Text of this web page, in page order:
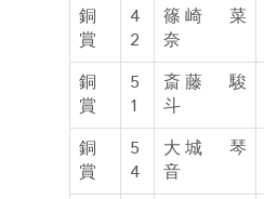
銅
賞
4
2
篠崎 菜
奈
銅
賞
5
1
斎藤 駿
斗
銅
賞
5
4
大城 琴
音